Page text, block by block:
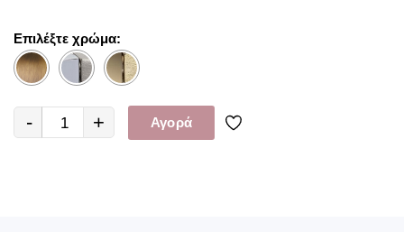
και ούπα.
Επιλέξτε χρώμα:
- + Αγορά